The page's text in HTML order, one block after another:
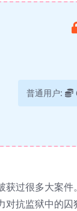
普通用户:
获过很多大案
对抗监狱中的